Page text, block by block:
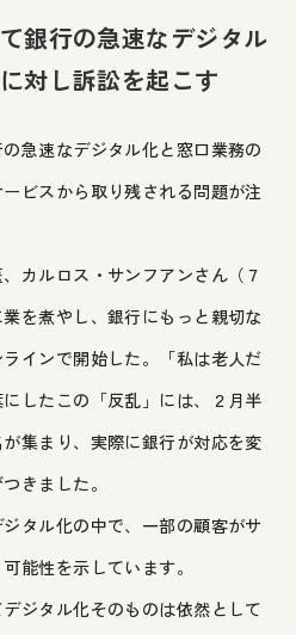
銀行の急速なデジタル
対し訴訟を起こす
急速なデジタル化と窓口業務の
ビスから取り残される問題が注
カルロス・サンフアンさん（７
を煮やし、銀行にもっと親切な
インで開始した。「私は老人だ
したこの「反乱」には、２月半
集まり、実際に銀行が対応を変
きました。
タル化の中で、一部の顧客がサ
能性を示しています。
ジタル化そのものは依然として